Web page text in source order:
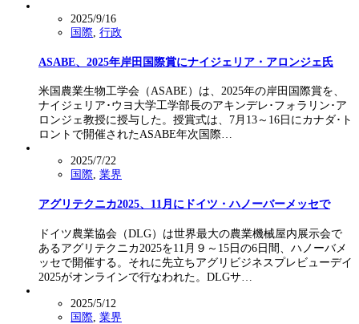
2025/9/16
国際, 行政
ASABE、2025年岸田国際賞にナイジェリア・アロンジェ氏
米国農業生物工学会（ASABE）は、2025年の岸田国際賞を、
ナイジェリア･ウヨ大学工学部長のアキンデレ･フォラリン･ア
ロンジェ教授に授与した。授賞式は、7月13～16日にカナダ･ト
ロントで開催されたASABE年次国際…
2025/7/22
国際, 業界
アグリテクニカ2025、11月にドイツ・ハノーバーメッセで
ドイツ農業協会（DLG）は世界最大の農業機械屋内展示会で
あるアグリテクニカ2025を11月９～15日の6日間、ハノーバメ
ッセで開催する。それに先立ちアグリビジネスプレビューデイ
2025がオンラインで行なわれた。DLGサ…
2025/5/12
国際 業界